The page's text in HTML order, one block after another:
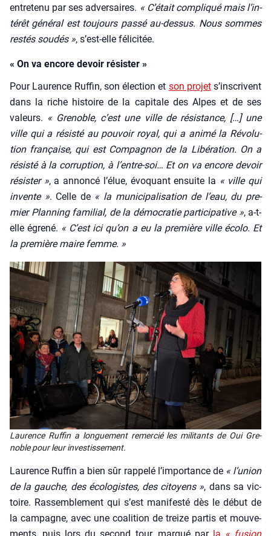
entre­te­nu par ses adver­saires. « C’é­tait com­pli­qué mais l’in­
té­rêt géné­ral est tou­jours pas­sé au-des­sus. Nous sommes
res­tés sou­dés », s’est-elle féli­ci­tée.
« On va encore devoir résister »
Pour Lau­rence Ruf­fin, son élec­tion et son pro­jets’ins­crivent
dans la riche his­toire de la capi­tale des Alpes et de ses
valeurs. « Gre­noble, c’est une ville de résis­tance, […] une
ville qui a résis­té au pou­voir royal, qui a ani­mé la Révo­lu­
tion fran­çaise, qui est Com­pa­gnon de la Libé­ra­tion. On a
résis­té à la cor­rup­tion, à l’entre-soi… Et on va encore devoir
résis­ter », a annon­cé l’é­lue, évo­quant ensuite la « ville qui
invente ». Celle de « la muni­ci­pa­li­sa­tion de l’eau, du pre­
mier Plan­ning fami­lial, de la démo­cra­tie par­ti­ci­pa­tive », a‑t-
elle égre­né. « C’est ici qu’on a eu la pre­mière ville éco­lo. Et
la pre­mière maire femme. »
Lau­rence Ruf­fin a lon­gue­ment remer­cié les mili­tants de Oui Gre­
noble pour leur inves­tis­se­ment.
Lau­rence Ruf­fin a bien sûr rap­pe­lé l’im­por­tance de « l’u­nion
de la gauche, des éco­lo­gistes, des citoyens », dans sa vic­
toire. Ras­sem­ble­ment qui s’est mani­fes­té dès le début de
la cam­pagne, avec une coa­li­tion de treize par­tis et mou­ve­